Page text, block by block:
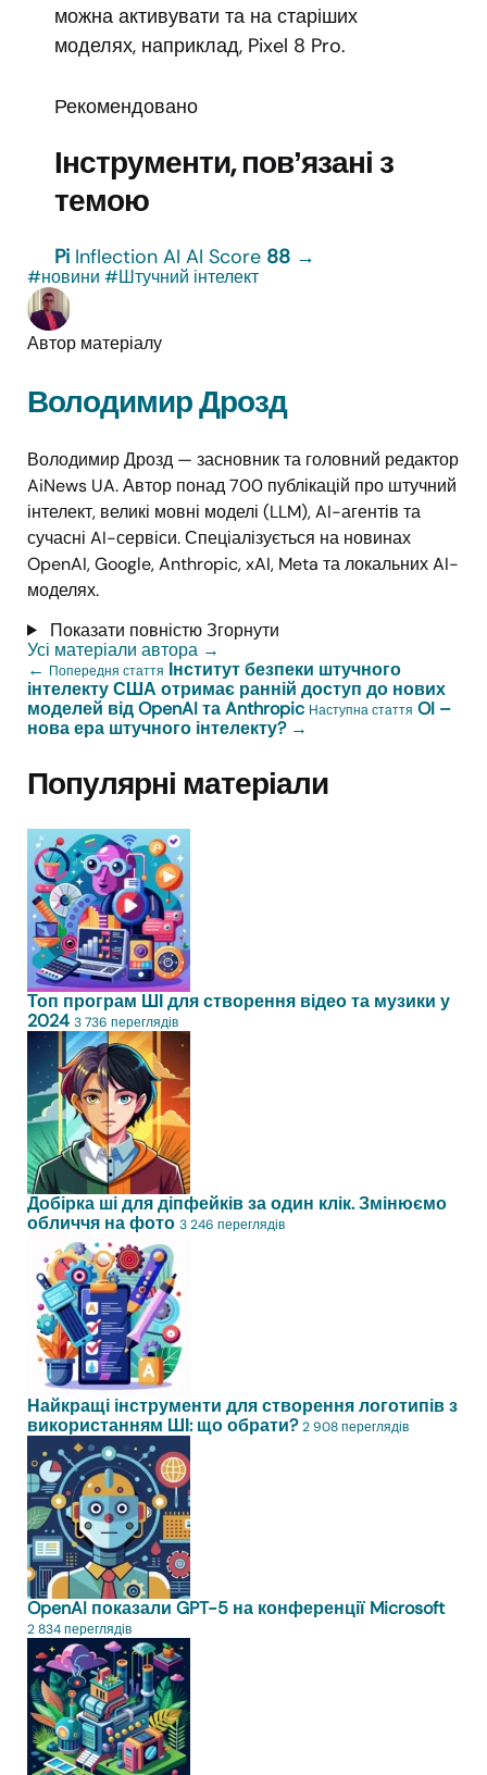
можна активувати та на старіших
моделях, наприклад, Pixel 8 Pro.
Рекомендовано
Інструменти, повʼязані з
темою
Pi Inflection AI AI Score 88 →
#новини #Штучний інтелект
Автор матеріалу
Володимир Дрозд
Володимир Дрозд — засновник та головний редактор
AiNews UA. Автор понад 700 публікацій про штучний
інтелект, великі мовні моделі (LLM), AI-агентів та
сучасні AI-сервіси. Спеціалізується на новинах
OpenAI, Google, Anthropic, xAI, Meta та локальних AI-
моделях.
Показати повністюЗгорнути
Усі матеріали автора →
← Попередня стаття Інститут безпеки штучного
інтелекту США отримає ранній доступ до нових
моделей від OpenAI та Anthropic Наступна стаття OI –
нова ера штучного інтелекту? →
Популярні матеріали
Топ програм ШІ для створення відео та музики у
2024 3 736 переглядів
Добірка ші для діпфейків за один клік. Змінюємо
обличчя на фото 3 246 переглядів
Найкращі інструменти для створення логотипів з
використанням ШІ: що обрати? 2 908 переглядів
OpenAI показали GPT-5 на конференції Microsoft
2 834 переглядів